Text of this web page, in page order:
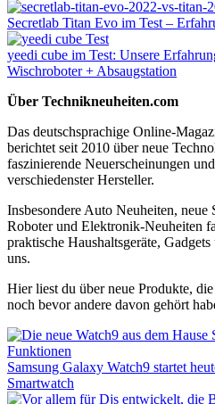
Secretlab Titan Evo im Test –
yeedi cube im Test: Unsere
Wischroboter + Absaugstation
Über Technikneuheiten.com
Das deutschsprachige Online-
berichtet seit 2010 über neue
faszinierende Neuerscheinungen
verschiedenster Hersteller.
Insbesondere Auto Neuheiten, neue
Roboter und Elektronik-Neuheiten
praktische Haushaltsgeräte,
uns.
Hier liest du über neue Produkte,
noch bevor andere davon gehört
Samsung Galaxy Watch9 startet
Smartwatch